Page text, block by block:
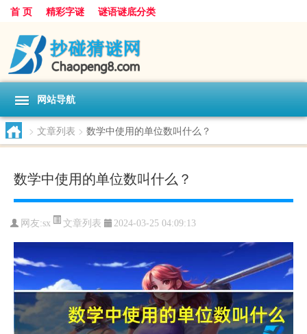
首 页 精彩字谜 谜语谜底分类
网站导航
> 文章列表 > 数学中使用的单位数叫什么？
数学中使用的单位数叫什么？
网友:sx 文章列表 2024-03-25 04:09:13